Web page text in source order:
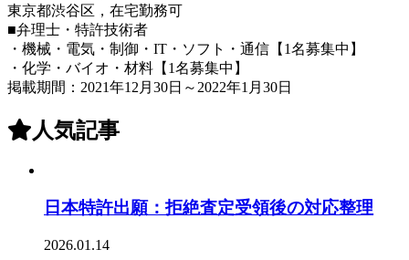
東京都渋谷区，在宅勤務可
■弁理士・特許技術者
・機械・電気・制御・IT・ソフト・通信【1名募集中】
・化学・バイオ・材料【1名募集中】
掲載期間：2021年12月30日～2022年1月30日
人気記事
日本特許出願：拒絶査定受領後の対応整理
2026.01.14